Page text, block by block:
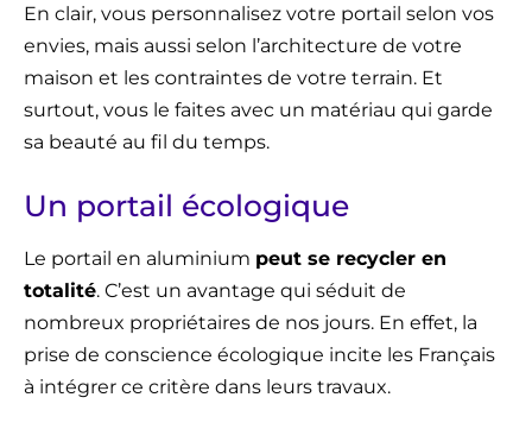
En clair, vous personnalisez votre portail selon vos
envies, mais aussi selon l’architecture de votre
maison et les contraintes de votre terrain. Et
surtout, vous le faites avec un matériau qui garde
sa beauté au fil du temps.
Un portail écologique
Le portail en aluminium peut se recycler en
totalité. C’est un avantage qui séduit de
nombreux propriétaires de nos jours. En effet, la
prise de conscience écologique incite les Français
à intégrer ce critère dans leurs travaux.